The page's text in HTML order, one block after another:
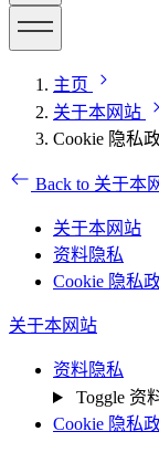
主页
关于本网站
Cookie 隐私
Back to 关于本
关于本网站
资料隐私
Cookie 隐私
关于本网站
资料隐私
Toggle 资
Cookie 隐私